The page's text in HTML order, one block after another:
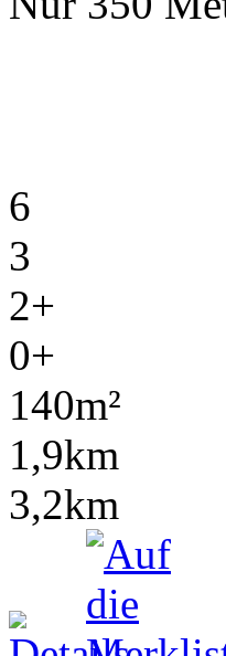
6
3
2+
0+
140m²
1,9km
3,2km